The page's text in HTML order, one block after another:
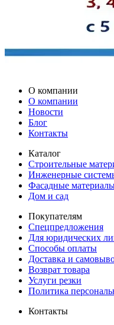
О компании
О компании
Новости
Блог
Контакты
Каталог
Строительные
Инженерные
Фасадные
Дом и сад
Покупателям
Спецпредложения
Для юридических
Способы оплаты
Доставка и
Возврат товара
Услуги резки
Политика
Контакты